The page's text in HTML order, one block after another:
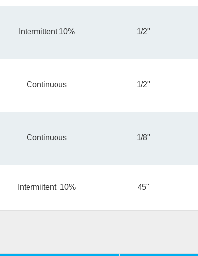
Intermittent 10% 1/2"
Continuous 1/2"
Continuous 1/8"
Intermiitent, 10% 45"